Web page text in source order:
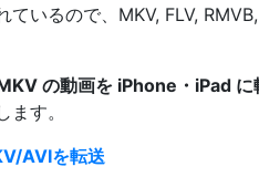
ているので、MKV, FLV,
の動画を iPhone・iPad に
す。
AVIを転送